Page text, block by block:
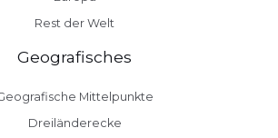
Rest der Welt
Geografisches
Mittelpunkte
Dreiländerecke